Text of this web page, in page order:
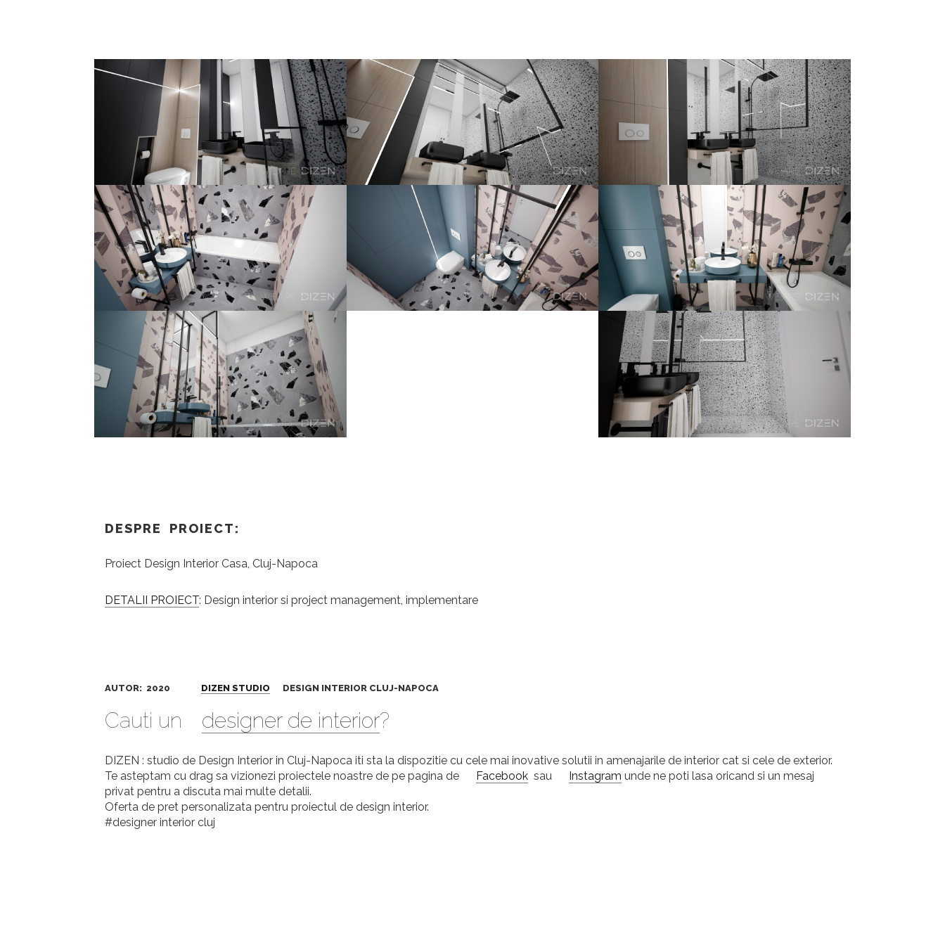
DESPRE PROIECT:
Proiect Design Interior Casa, Cluj-Napoca
DETALII PROIECT: Design interior si project management, implementare
AUTOR: 2020 DIZEN STUDIO DESIGN INTERIOR CLUJ-NAPOCA
Cauti un designer de interior?
DIZEN : studio de Design Interior in Cluj-Napoca iti sta la dispozitie cu cele mai inovative solutii in amenajarile de interior cat si cele de exterior.
Te asteptam cu drag sa vizionezi proiectele noastre de pe pagina de
Facebook sau Instagram unde ne poti lasa oricand si un mesaj
privat pentru a discuta mai multe detalii.
Oferta de pret personalizata pentru proiectul de design interior.
#designer interior cluj